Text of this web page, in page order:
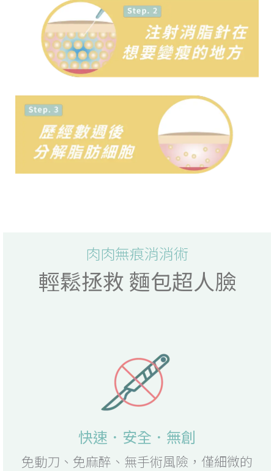
肉肉無痕消消術
輕鬆拯救 麵包超人臉
快速．安全．無創
免動刀、免麻醉、無手術風險，僅細微的